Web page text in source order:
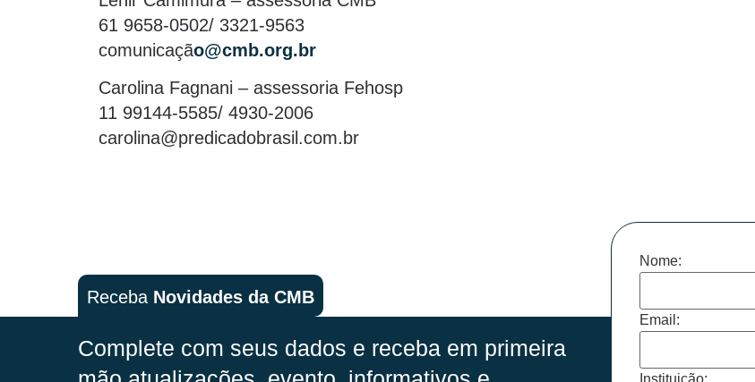
61 9658-0502/ 3321-9563
comunicação@cmb.org.br
Carolina Fagnani – assessoria Fehosp
11 99144-5585/ 4930-2006
carolina@predicadobrasil.com.br
Receba Novidades da CMB
Complete com seus dados e receba em primeira
Nome:
Email:
Instituição: